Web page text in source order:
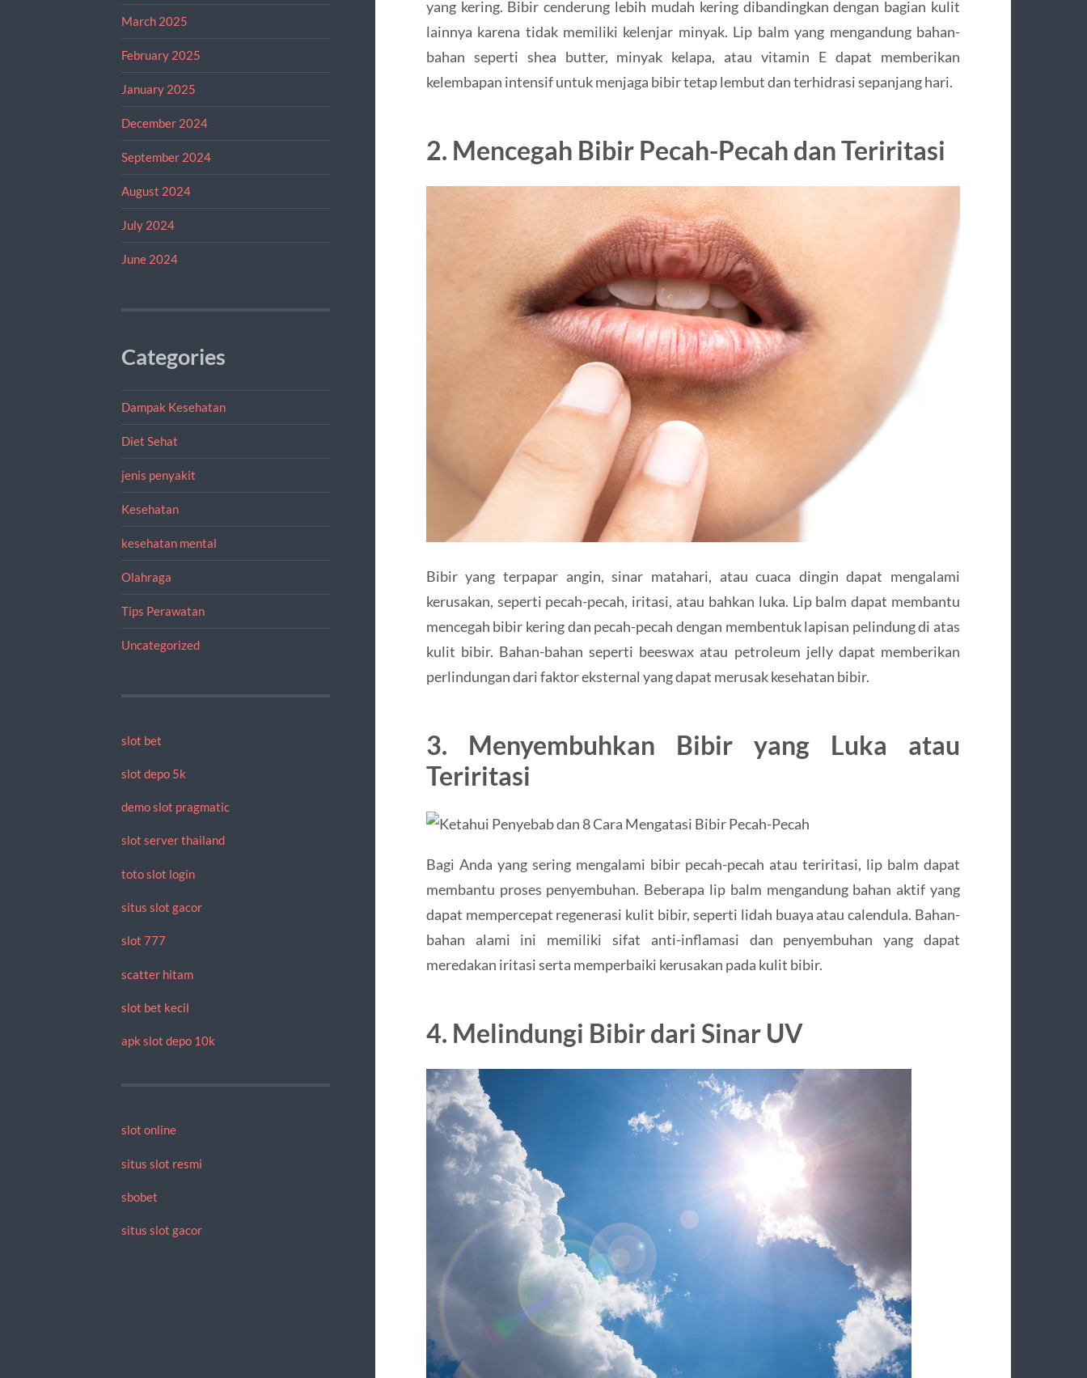
March 2025
February 2025
January 2025
December 2024
September 2024
August 2024
July 2024
June 2024
Categories
Dampak Kesehatan
Diet Sehat
jenis penyakit
Kesehatan
kesehatan mental
Olahraga
Tips Perawatan
Uncategorized
slot bet
slot depo 5k
demo slot pragmatic
slot server thailand
toto slot login
situs slot gacor
slot 777
scatter hitam
slot bet kecil
apk slot depo 10k
slot online
situs slot resmi
sbobet
situs slot gacor
yang kering. Bibir cenderung lebih mudah kering dibandingkan dengan bagian kulit
lainnya karena tidak memiliki kelenjar minyak. Lip balm yang mengandung bahan-
bahan seperti shea butter, minyak kelapa, atau vitamin E dapat memberikan
kelembapan intensif untuk menjaga bibir tetap lembut dan terhidrasi sepanjang hari.
2. Mencegah Bibir Pecah-Pecah dan Teriritasi
Bibir yang terpapar angin, sinar matahari, atau cuaca dingin dapat mengalami
kerusakan, seperti pecah-pecah, iritasi, atau bahkan luka. Lip balm dapat membantu
mencegah bibir kering dan pecah-pecah dengan membentuk lapisan pelindung di atas
kulit bibir. Bahan-bahan seperti beeswax atau petroleum jelly dapat memberikan
perlindungan dari faktor eksternal yang dapat merusak kesehatan bibir.
3. Menyembuhkan Bibir yang Luka atau
Teriritasi
Bagi Anda yang sering mengalami bibir pecah-pecah atau teriritasi, lip balm dapat
membantu proses penyembuhan. Beberapa lip balm mengandung bahan aktif yang
dapat mempercepat regenerasi kulit bibir, seperti lidah buaya atau calendula. Bahan-
bahan alami ini memiliki sifat anti-inflamasi dan penyembuhan yang dapat
meredakan iritasi serta memperbaiki kerusakan pada kulit bibir.
4. Melindungi Bibir dari Sinar UV